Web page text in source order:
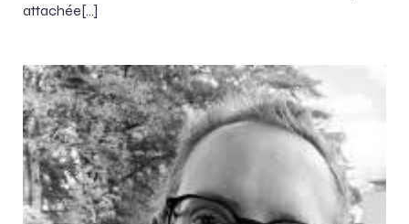
attachée[…]